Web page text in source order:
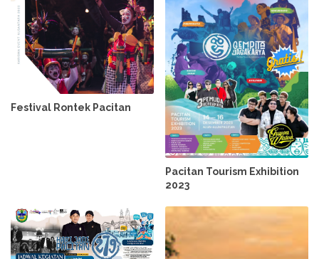
Festival Rontek Pacitan
Pacitan Tourism Exhibition
2023